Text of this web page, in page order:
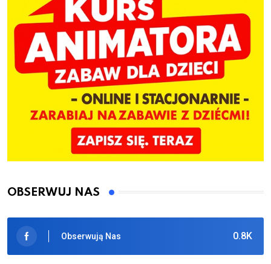
OBSERWUJ NAS
0.8K
Obserwują Nas